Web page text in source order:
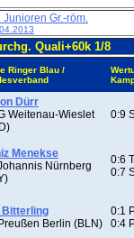
Gr.-röm.
Quali+60k 1/8
Ringer Blau /
Dürr
Weitenau-Wieslet
0:9
Menekse
Nürnberg
0:6
0:7
Bitterling
Berlin (BLN)
0:1
0:4